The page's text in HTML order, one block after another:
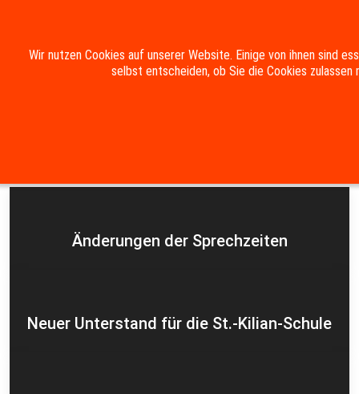
Impressum Datenschutzerklärung
Änderungen der Sprechzeiten
Neuer Unterstand für die St.-Kilian-Schule
Wir nutzen Cookies auf unserer Website. Einige von ihnen sind
selbst entscheiden, ob Sie die Cookies